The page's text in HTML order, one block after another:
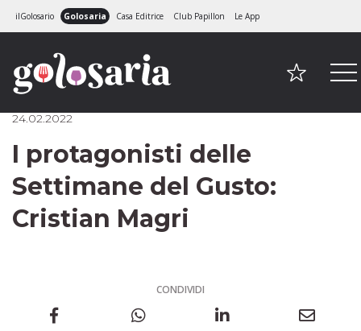
ilGolosario Golosaria Casa Editrice Club Papillon Le App
24.02.2022
I protagonisti delle
Settimane del Gusto:
Cristian Magri
CONDIVIDI